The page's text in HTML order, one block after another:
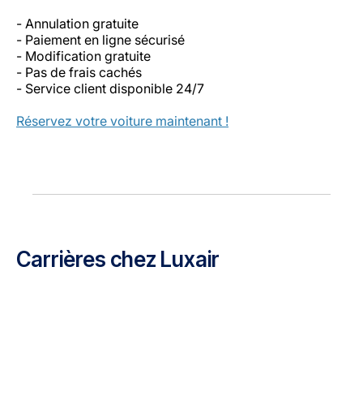
- Annulation gratuite
- Paiement en ligne sécurisé
- Modification gratuite
- Pas de frais cachés
- Service client disponible 24/7
Réservez votre voiture maintenant !
Carrières chez Luxair